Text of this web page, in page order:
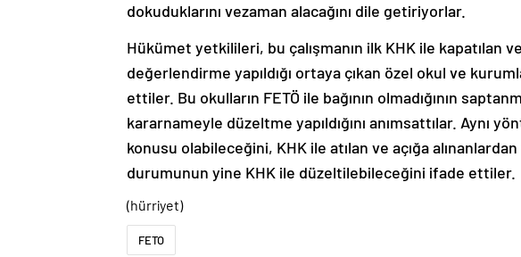
dokuduklarını vezaman alacağını dile getiriyorlar.
Hükümet yetkilileri, bu çalışmanın ilk KHK ile kapatılan
değerlendirme yapıldığı ortaya çıkan özel okul ve
ettiler. Bu okulların FETÖ ile bağının olmadığının
kararnameyle düzeltme yapıldığını anımsattılar. Aynı
konusu olabileceğini, KHK ile atılan ve açığa
durumunun yine KHK ile düzeltilebileceğini ifade ettiler.
(hürriyet)
FETO